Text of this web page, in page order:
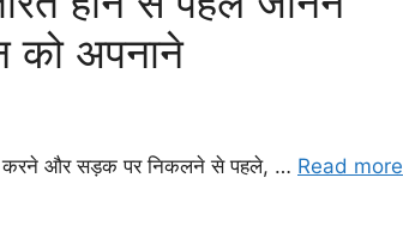
को अपनाने
करने और सड़क पर निकलने से पहले, … Read more